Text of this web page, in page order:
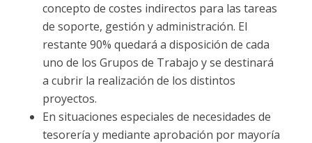
concepto de costes indirectos para las tareas
de soporte, gestión y administración. El
restante 90% quedará a disposición de cada
uno de los Grupos de Trabajo y se destinará
a cubrir la realización de los distintos
proyectos.
En situaciones especiales de necesidades de
tesorería y mediante aprobación por mayoría